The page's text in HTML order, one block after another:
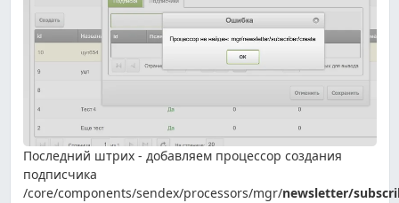
Последний штрих - добавляем процессор создания
подписчика
/core/components/sendex/processors/mgr/newsletter/